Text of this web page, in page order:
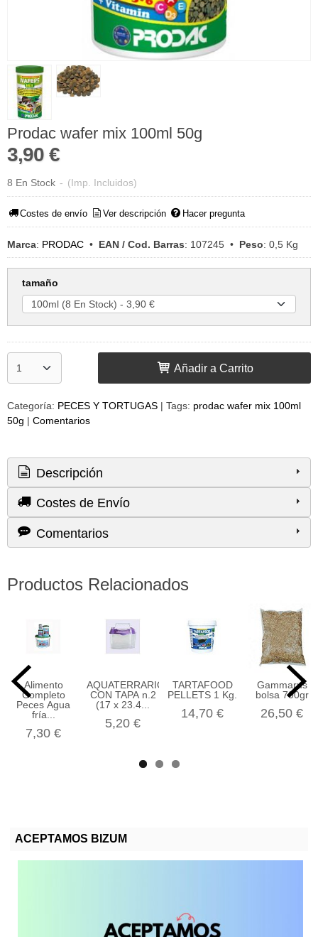
ACEPTAMOS BIZUM
Prodac wafer mix 100ml 50g
3,90 €
8 En Stock - (Imp. Incluidos)
Costes de envío Ver descripción Hacer pregunta
Marca: PRODAC • EAN / Cod. Barras: 107245 • Peso: 0,5 Kg
tamaño
Añadir a Carrito
Categoría: PECES Y TORTUGAS | Tags: prodac wafer mix 100ml
50g | Comentarios
Descripción
Costes de Envío
Comentarios
Productos Relacionados
Alimento
Completo
Peces Agua
fría...
7,30 €
AQUATERRARIO
CON TAPA n.2
(17 x 23.4...
5,20 €
TARTAFOOD
PELLETS 1 Kg.
14,70 €
Gammarus
bolsa 700gr
26,50 €